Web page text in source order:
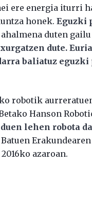
ere energia iturri
honek.Eguzki
duten
dute.
baliatuz
robotik
Hanson
lehen robota
azaroan.